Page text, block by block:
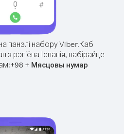
панэлі набору Viber.Каб
з рэгіёна Іспанія, набірайце
+98 + Мясцовы нумар